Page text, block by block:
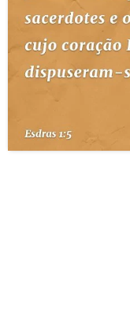
PERGUNTE À BÍBLIA
QUEM SOMOS